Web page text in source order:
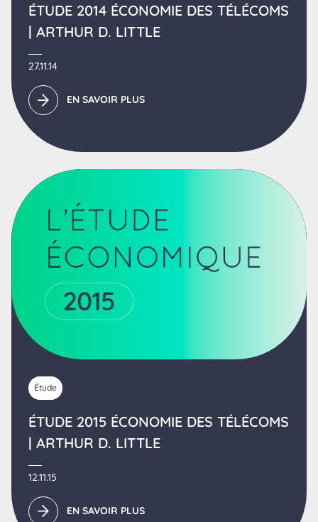
ÉTUDE 2014 ÉCONOMIE DES TÉLÉCOMS
| ARTHUR D. LITTLE
27.11.14
EN SAVOIR PLUS
Étude
ÉTUDE 2015 ÉCONOMIE DES TÉLÉCOMS
| ARTHUR D. LITTLE
12.11.15
EN SAVOIR PLUS